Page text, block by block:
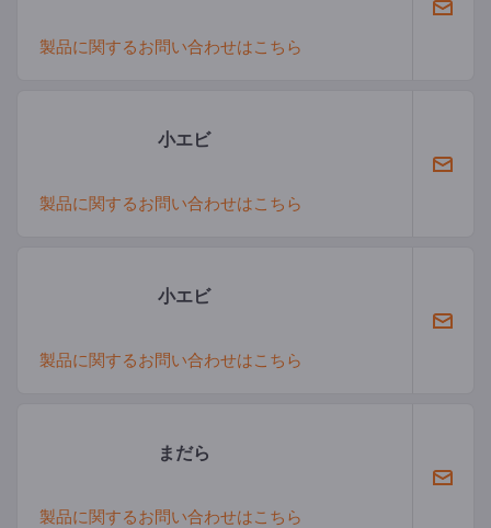
製品に関するお問い合わせはこちら
小エビ
製品に関するお問い合わせはこちら
小エビ
製品に関するお問い合わせはこちら
まだら
製品に関するお問い合わせはこちら